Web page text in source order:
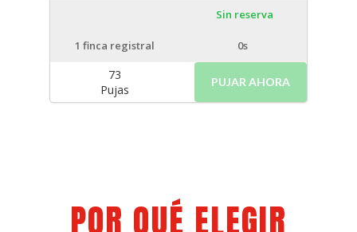
Sin reserva
1 finca registral 0s
73
Pujas
PUJAR AHORA
POR QUÉ ELEGIR